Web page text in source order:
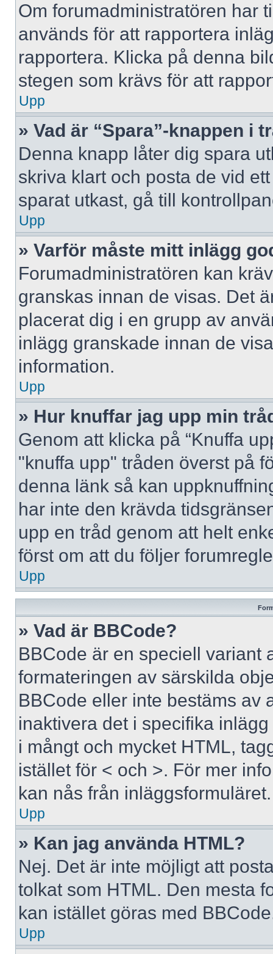
Om forumadministratören har
används för att rapportera
rapportera. Klicka på denna
stegen som krävs för att
Upp
» Vad är “Spara”-knappen i
Denna knapp låter dig spara
skriva klart och posta de vid
sparat utkast, gå till
Upp
» Varför måste mitt inlägg
Forumadministratören kan
granskas innan de visas. Det
placerat dig i en grupp av
inlägg granskade innan de
information.
Upp
» Hur knuffar jag upp min
Genom att klicka på “Knuffa
"knuffa upp" tråden överst på
denna länk så kan
har inte den krävda
upp en tråd genom att helt
först om att du följer
Upp
» Vad är BBCode?
BBCode är en speciell variant
formateringen av särskilda
BBCode eller inte bestäms av
inaktivera det i specifika
i mångt och mycket HTML,
istället för < och >. För mer
kan nås från inläggsformuläret.
Upp
» Kan jag använda HTML?
Nej. Det är inte möjligt att
tolkat som HTML. Den mesta
kan istället göras med
Upp